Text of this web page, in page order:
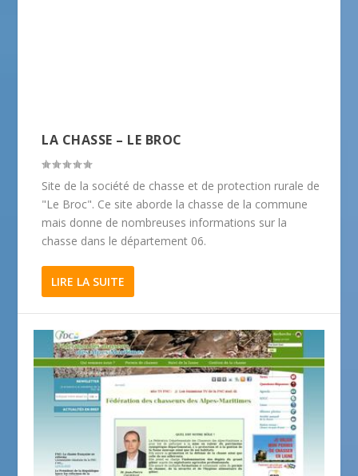
LA CHASSE – LE BROC
Site de la société de chasse et de protection rurale de
"Le Broc". Ce site aborde la chasse de la commune
mais donne de nombreuses informations sur la
chasse dans le département 06.
LIRE LA SUITE